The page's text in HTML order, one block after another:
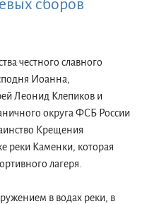
сборов
честного славного
Иоанна,
Леонид Клепиков и
округа ФСБ России
Крещения
реки Каменки, которая
лагеря.
в водах реки, в